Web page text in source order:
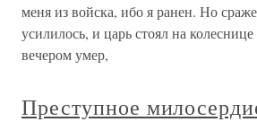
меня из войска, ибо я ранен. Но
усилилось, и царь стоял на
вечером умер,
Преступное